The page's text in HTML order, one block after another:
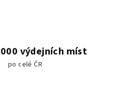
výdejních míst
po celé ČR